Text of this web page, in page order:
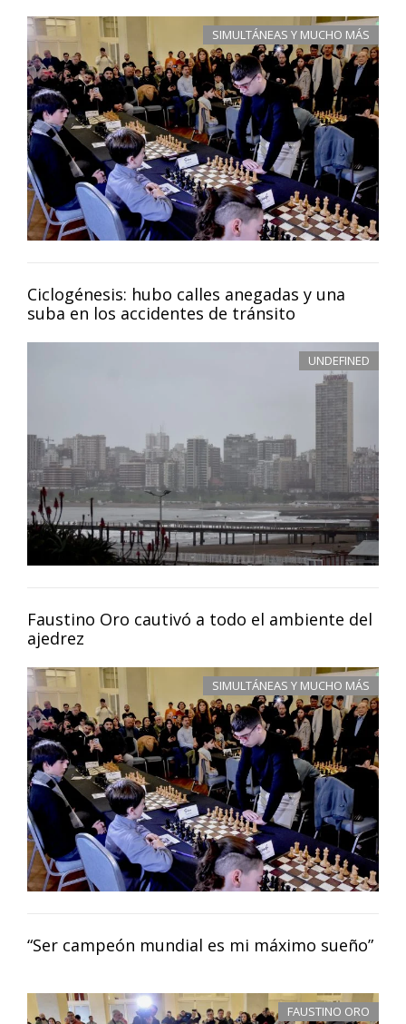
SIMULTÁNEAS Y MUCHO MÁS
Ciclogénesis: hubo calles anegadas y una
suba en los accidentes de tránsito
UNDEFINED
Faustino Oro cautivó a todo el ambiente del
ajedrez
SIMULTÁNEAS Y MUCHO MÁS
“Ser campeón mundial es mi máximo sueño”
FAUSTINO ORO